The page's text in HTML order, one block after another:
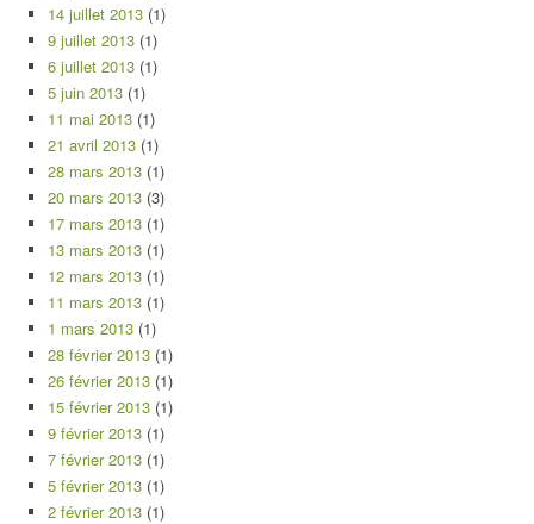
14 juillet 2013 (1)
9 juillet 2013 (1)
6 juillet 2013 (1)
5 juin 2013 (1)
11 mai 2013 (1)
21 avril 2013 (1)
28 mars 2013 (1)
20 mars 2013 (3)
17 mars 2013 (1)
13 mars 2013 (1)
12 mars 2013 (1)
11 mars 2013 (1)
1 mars 2013 (1)
28 février 2013 (1)
26 février 2013 (1)
15 février 2013 (1)
9 février 2013 (1)
7 février 2013 (1)
5 février 2013 (1)
2 février 2013 (1)